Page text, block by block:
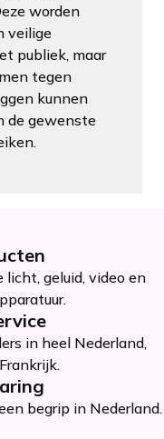
worden
veilige
publiek, maar
tegen
kunnen
de gewenste
licht, geluid, video en
in heel Nederland,
begrip in Nederland.